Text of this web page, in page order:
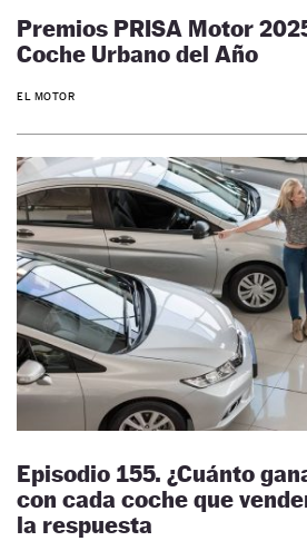
Premios PRISA Motor
Coche Urbano del Año
EL MOTOR
Episodio 155. ¿Cuánto
con cada coche que
la respuesta